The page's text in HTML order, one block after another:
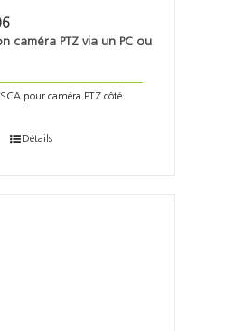
caméra PTZ via un PC ou
pour caméra PTZ côté
Détails